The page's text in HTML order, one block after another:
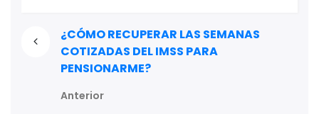
¿CÓMO RECUPERAR LAS SEMANAS
COTIZADAS DEL IMSS PARA
PENSIONARME?
Anterior